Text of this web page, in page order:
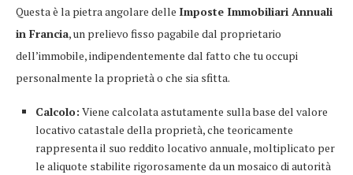
Questa è la pietra angolare delle Imposte Immobiliari Annuali
in Francia, un prelievo fisso pagabile dal proprietario
dell’immobile, indipendentemente dal fatto che tu occupi
personalmente la proprietà o che sia sfitta.
Calcolo: Viene calcolata astutamente sulla base del valore
locativo catastale della proprietà, che teoricamente
rappresenta il suo reddito locativo annuale, moltiplicato per
le aliquote stabilite rigorosamente da un mosaico di autorità